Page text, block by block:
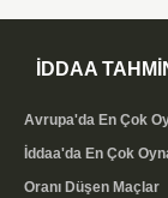
İDDAA
Avrupa'da En Çok
İddaa'da En Çok
Oranı Düşen Maçlar